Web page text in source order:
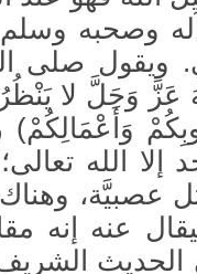
وصحبه وسلم
ويقول صلى
عَزَّ وَجَلَّ لا
وَأَعْمَالِكُمْ)
إلا الله
عصبيَّة،
عنه إنه
الحديث